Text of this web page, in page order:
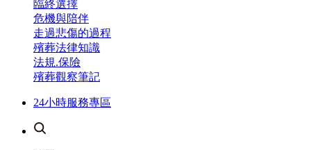
臨終選擇
危機與陪伴
走過悲傷的過程
殯葬法律知識
法規.保險
殯葬觀察筆記
24小時服務專區